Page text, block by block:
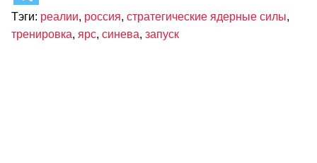
Тэги: реалии, россия, стратегические ядерные силы,
тренировка, ярс, синева, запуск